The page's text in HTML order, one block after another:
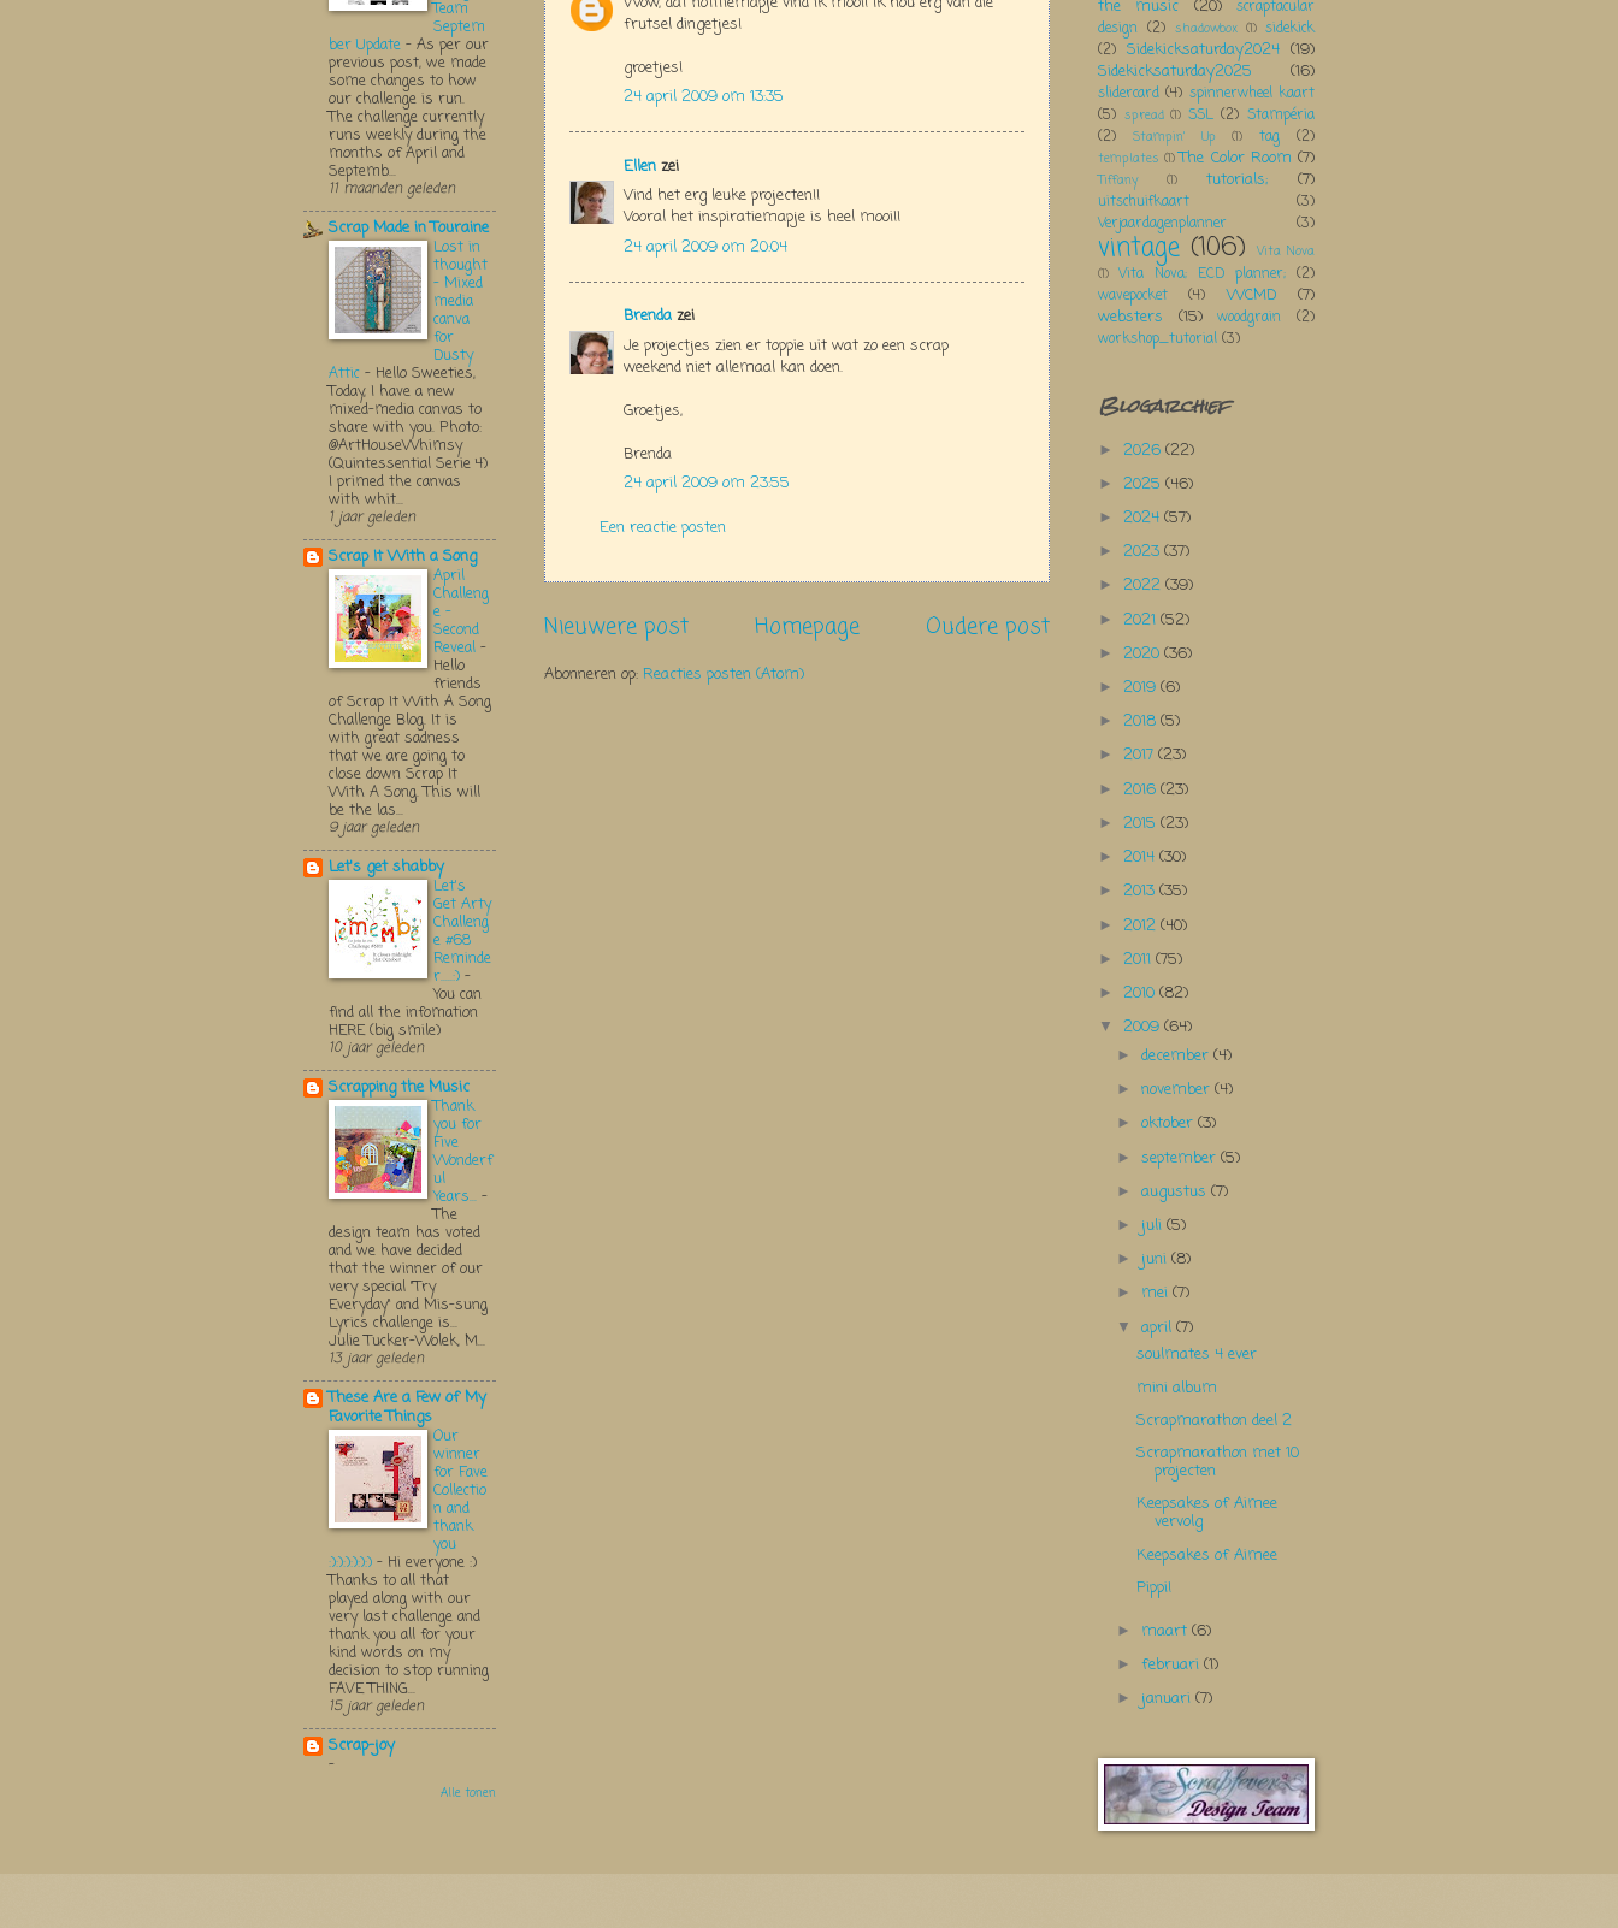
frutsel dingetjes!
groetjes!
24 april 2009 om 13:35
Ellen zei
Vind het erg leuke projecten!!
Vooral het inspiratiemapje is heel mooi!!
24 april 2009 om 20:04
Brenda zei
Je projectjes zien er toppie uit wat zo een scrap
weekend niet allemaal kan doen.
Groetjes,
Brenda
24 april 2009 om 23:55
Een reactie posten
Nieuwere post Oudere post
Homepage
Abonneren op: Reacties posten (Atom)
Team
Septem
ber Update - As per our
previous post, we made
some changes to how
our challenge is run.
The challenge currently
runs weekly during the
months of April and
Septemb...
11 maanden geleden
Scrap Made in Touraine
Lost in
thought
- Mixed
media
canva
for
Dusty
Attic - Hello Sweeties,
Today, I have a new
mixed-media canvas to
share with you. Photo:
@ArtHouseWhimsy
(Quintessential Serie 4)
I primed the canvas
with whit...
1 jaar geleden
Scrap It With a Song
April
Challeng
e -
Second
Reveal -
Hello
friends
of Scrap It With A Song
Challenge Blog. It is
with great sadness
that we are going to
close down Scrap It
With A Song. This will
be the las...
9 jaar geleden
Let's get shabby
Let's
Get Arty
Challeng
e #68
Reminde
r.....:) -
You can
find all the infomation
HERE (big smile)
10 jaar geleden
Scrapping the Music
Thank
you for
Five
Wonderf
ul
Years... -
The
design team has voted
and we have decided
that the winner of our
very special "Try
Everyday" and Mis-sung
Lyrics challenge is...
Julie Tucker-Wolek, M...
13 jaar geleden
These Are a Few of My
Favorite Things
Our
winner
for Fave
Collectio
n and
thank
you
:):):):):):) - Hi everyone :)
Thanks to all that
played along with our
very last challenge and
thank you all for your
kind words on my
decision to stop running
FAVE THING...
15 jaar geleden
Scrap-joy
-
Alle tonen
the music
(20)
scraptacular
design (2) shadowbox (1) sidekick
(2) Sidekicksaturday2024 (19)
Sidekicksaturday2025
(16)
slidercard (4) spinnerwheel kaart
(5) spread (1) SSL (2) Stampéria
(2)
Stampin' Up (1) tag (2)
templates (1) The Color Room (7)
Tiffany (1) tutorials; (7)
uitschuifkaart
(3)
Verjaardagenplanner
(3)
vintage (106)
Vita Nova
(1) Vita Nova; ECD planner; (2)
wavepocket
(4) WCMD
(7)
websters
(15) woodgrain
(2)
workshop_tutorial (3)
Blogarchief
► 2026 (22)
► 2025 (46)
► 2024 (57)
► 2023 (37)
► 2022 (39)
► 2021 (52)
► 2020 (36)
► 2019 (6)
► 2018 (5)
► 2017 (23)
► 2016 (23)
► 2015 (23)
► 2014 (30)
► 2013 (35)
► 2012 (40)
► 2011 (75)
► 2010 (82)
▼ 2009 (64)
►december(4)
►november(4)
►oktober(3)
►september(5)
►augustus(7)
► juli(5)
► juni(8)
► mei(7)
▼april(7)
soulmates 4 ever
mini album
Scrapmarathon deel 2
Scrapmarathon met 10
projecten
Keepsakes of Aimee
vervolg
Keepsakes of Aimee
Pippi!
► maart(6)
►februari(1)
► januari(7)